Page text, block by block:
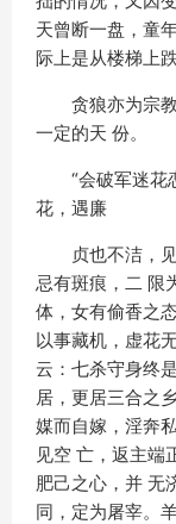
天曾断一盘，童
际上是从楼梯上跌
贪狼亦为宗
一定的天 份。
“会破军迷花
花，遇廉
贞也不洁，
忌有斑痕，二 限
体，女有偷香之
以事藏机，虚花
云：七杀守身终
居，更居三合之
媒而自嫁，淫奔
见空 亡，返主端
肥己之心，并 无
同，定为屠宰。